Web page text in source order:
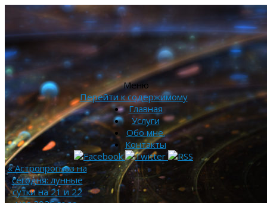
Меню
Перейти к содержимому
Главная
Услуги
Обо мне.
Контакты
«Астропрогноз на
сегодня: лунные
сутки на 21 и 22